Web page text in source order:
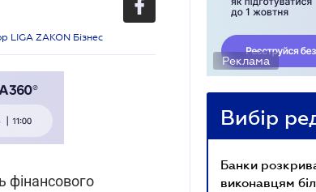
LIGA ZAKON Бізнес
фінансового
Реклама
Вибір
Банки
виконавцям